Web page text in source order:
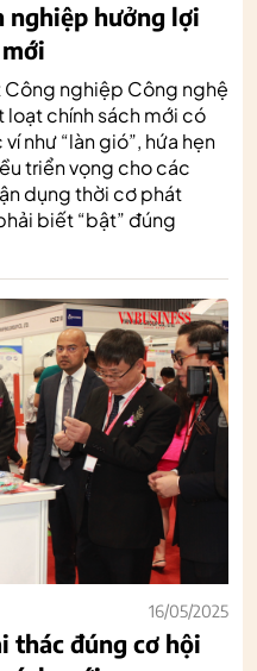
nghiệp hưởng lợi
Công nghiệp Công nghệ
chính sách mới có
như “làn gió”, hứa hẹn
triển vọng cho các
dụng thời cơ phát
biết “bật” đúng
16/05/2025
thác đúng cơ hội